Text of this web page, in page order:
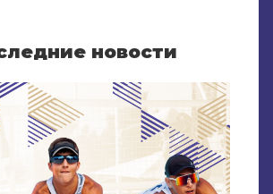
новости